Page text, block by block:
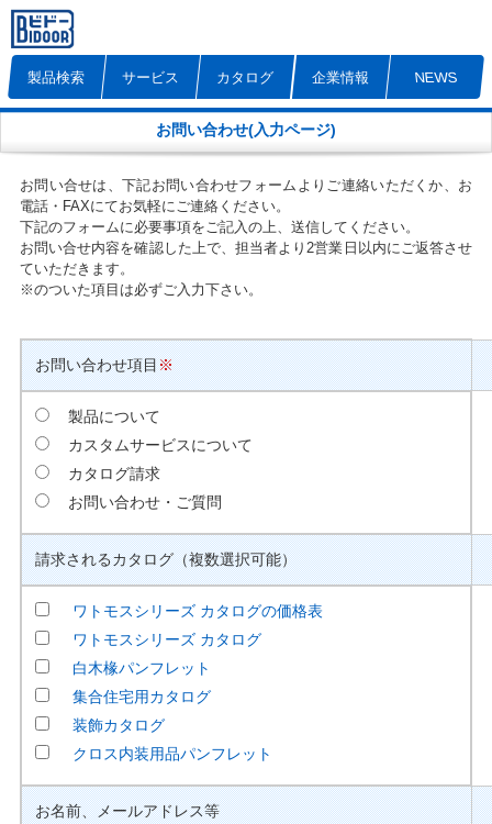
製品検索 サービス カタログ 企業情報 NEWS
お問い合わせ(入力ページ)
お問い合せは、下記お問い合わせフォームよりご連絡いただくか、お
電話・FAXにてお気軽にご連絡ください。
下記のフォームに必要事項をご記入の上、送信してください。
お問い合せ内容を確認した上で、担当者より2営業日以内にご返答させ
ていただきます。
※のついた項目は必ずご入力下さい。
お問い合わせ項目※
製品について
カスタムサービスについて
カタログ請求
お問い合わせ・ご質問
請求されるカタログ（複数選択可能）
ワトモスシリーズ カタログの価格表
ワトモスシリーズ カタログ
白木椽パンフレット
集合住宅用カタログ
装飾カタログ
クロス内装用品パンフレット
お名前、メールアドレス等